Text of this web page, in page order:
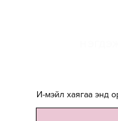
И-мэйл хаягаа энд